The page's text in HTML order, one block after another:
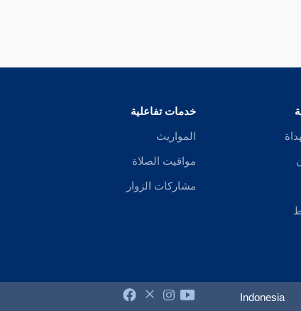
خدمات تفاعلية
المواريث
مواقيت الصلاة
مشاركات الزوار
Indonesia